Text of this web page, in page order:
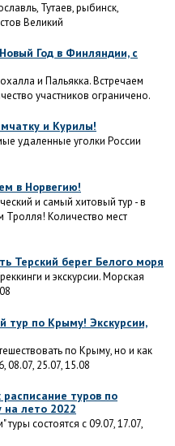
Тутаев, рыбинск,
Великий
Год в Финляндии, с
и Пальякка. Встречаем
участников ограничено.
и Курилы!
удаленные уголки России
в Норвегию!
и самый хитовый тур - в
Количество мест
Терский берег Белого моря
и экскурсии. Морская
тур по Крыму! Экскурсии,
по Крыму, но и как
08.07, 25.07, 15.08
туров по
на лето 2022
состоятся с 09.07, 17.07,